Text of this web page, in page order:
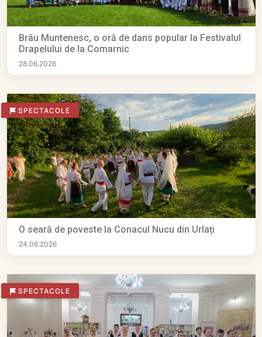
Brâu Muntenesc, o oră de dans popular la Festivalul
Drapelului de la Comarnic
28.06.2026
SPECTACOLE
O seară de poveste la Conacul Nucu din Urlați
24.06.2026
SPECTACOLE